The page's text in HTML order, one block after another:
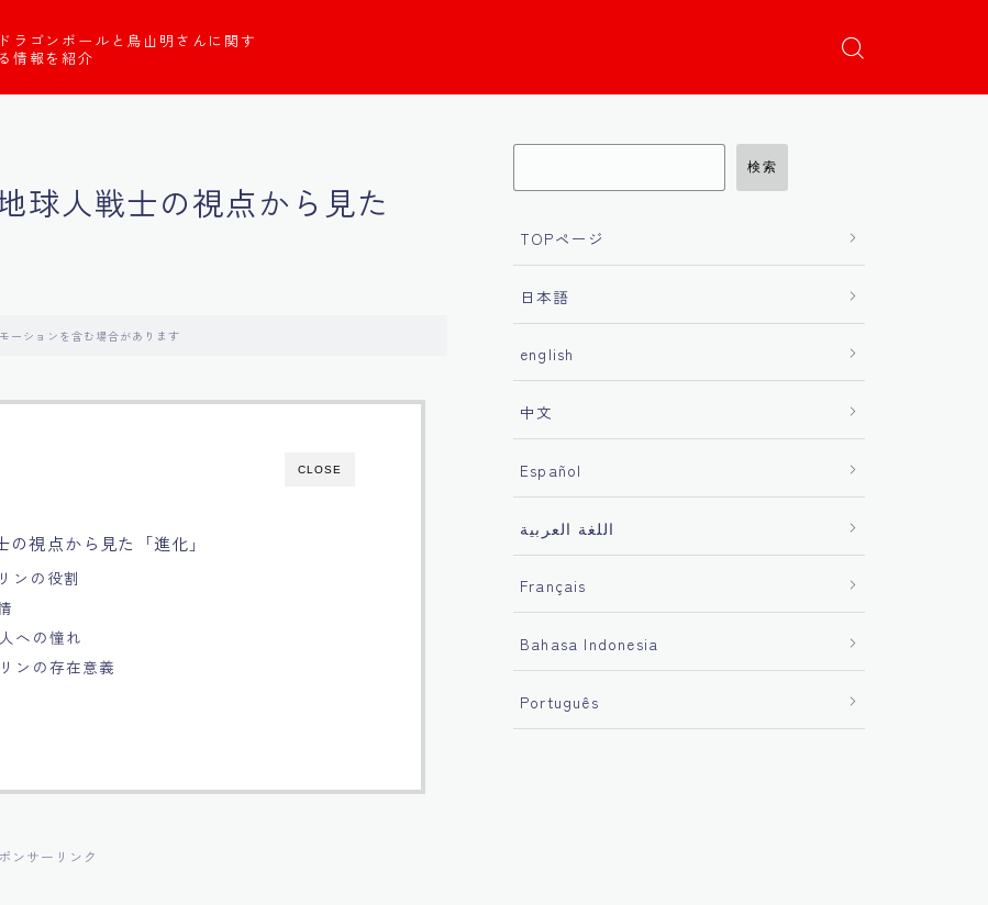
ドラゴンボールと鳥山明さんに関す
る情報を紹介
球人戦士の視点から見た
ーションを含む場合があります
CLOSE
視点から見た「進化」
ンの役割
への憧れ
ンの存在意義
ンサーリンク
検索
TOPページ
日本語
english
中文
Español
اللغة العربية
Français
Bahasa Indonesia
Português